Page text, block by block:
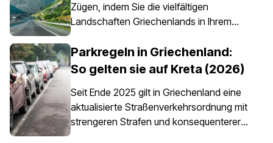
Zügen, indem Sie die vielfältigen
Landschaften Griechenlands in Ihrem
dank eines Mietwagens ganz einfach
möglich ist. Es ist jedoch wichtig zu
Griechenland nicht nur eine Option ist,
sondern für alle Mietfahrzeuge
vorgeschrieben ist.
Parkregeln in Griechenland:
So gelten sie auf Kreta (2026)
Seit Ende 2025 gilt in Griechenland eine
aktualisierte Straßenverkehrsordnung mit
strengeren Strafen und konsequenterer